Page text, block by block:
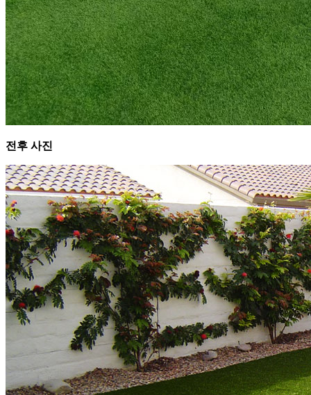
전후 사진